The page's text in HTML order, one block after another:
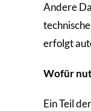
Andere
erfolgt
Wofür
Ein Teil